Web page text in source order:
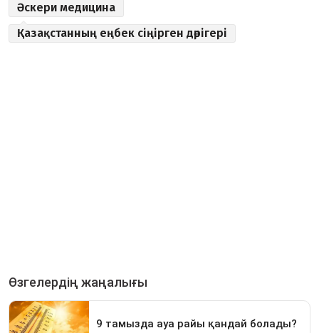
Әскери медицина
Қазақстанның еңбек сіңірген дәрігері